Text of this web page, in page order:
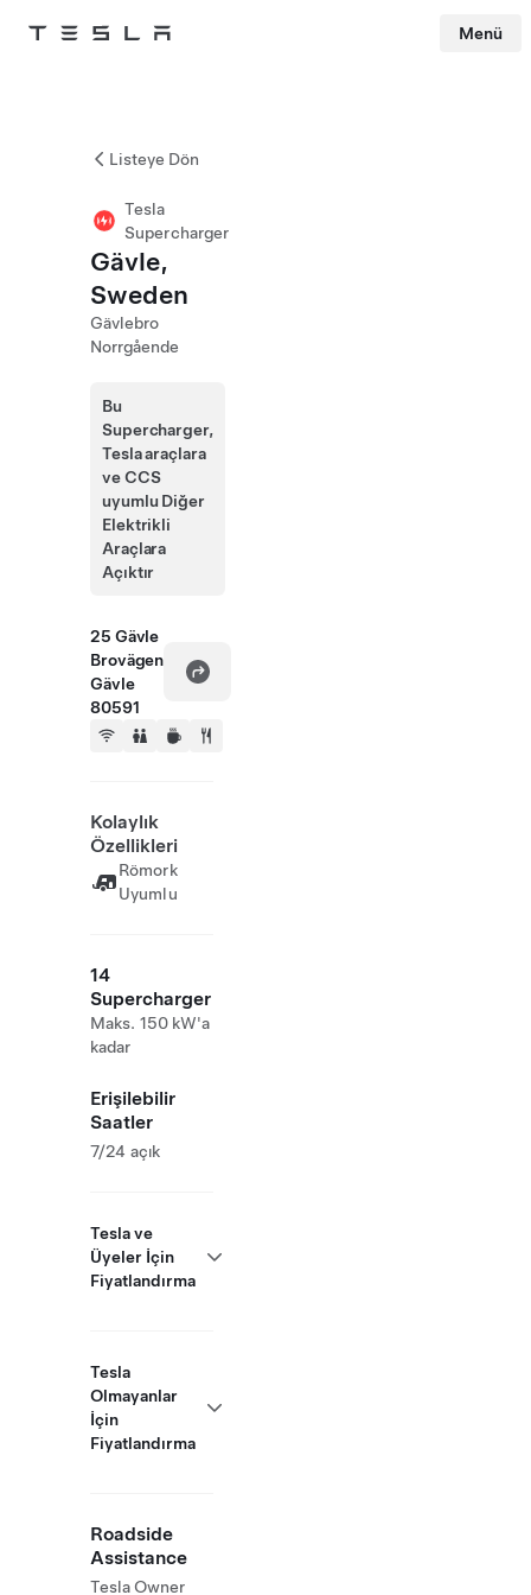
Tesla Menü
Listeye Dön
Tesla
Supercharger
Gävle,
Sweden
Gävlebro
Norrgående
Bu
Supercharger,
Tesla araçlara
ve CCS
uyumlu Diğer
Elektrikli
Araçlara
Açıktır
25 Gävle
Brovägen
Gävle
80591
Kolaylık
Özellikleri
Römork
Uyumlu
14
Supercharger
Maks. 150 kW'a
kadar
Erişilebilir
Saatler
7/24 açık
Tesla ve
Üyeler İçin
Fiyatlandırma
Tesla
Olmayanlar
İçin
Fiyatlandırma
Roadside
Assistance
Tesla Owner